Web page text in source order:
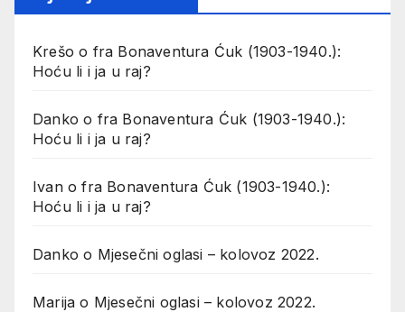
Krešo o fra Bonaventura Ćuk (1903-1940.):
Hoću li i ja u raj?
Danko o fra Bonaventura Ćuk (1903-1940.):
Hoću li i ja u raj?
Ivanofra Bonaventura Ćuk (1903-1940.):
Hoću li i ja u raj?
Danko o Mjesečni oglasi – kolovoz 2022.
Marija o Mjesečni oglasi – kolovoz 2022.